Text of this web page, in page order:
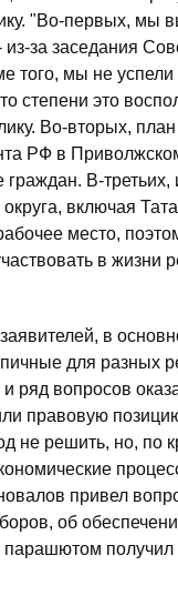
"Во-первых, мы
за заседания
того, мы не
степени это
Во-вторых,
РФ в
граждан. В-
включая
место,
в жизни
в
для разных
и ряд вопросов
правовую
не решить, но, по
привел
об
получил